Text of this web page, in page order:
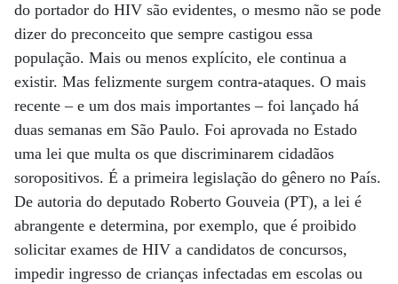
do portador do HIV são evidentes, o mesmo não se pode
dizer do preconceito que sempre castigou essa
população. Mais ou menos explícito, ele continua a
existir. Mas felizmente surgem contra-ataques. O mais
recente – e um dos mais importantes – foi lançado há
duas semanas em São Paulo. Foi aprovada no Estado
uma lei que multa os que discriminarem cidadãos
soropositivos. É a primeira legislação do gênero no País.
De autoria do deputado Roberto Gouveia (PT), a lei é
abrangente e determina, por exemplo, que é proibido
solicitar exames de HIV a candidatos de concursos,
impedir ingresso de crianças infectadas em escolas ou